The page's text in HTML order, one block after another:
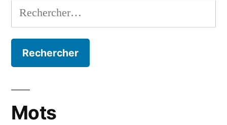
Rechercher :
Mots